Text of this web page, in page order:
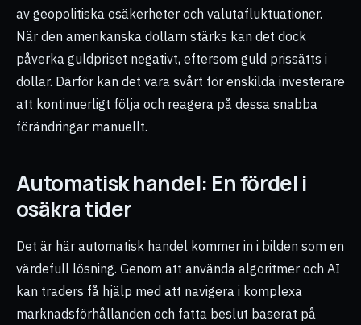
av geopolitiska osäkerheter och valutafluktuationer.
När den amerikanska dollarn stärks kan det dock
påverka guldpriset negativt, eftersom guld prissätts i
dollar. Därför kan det vara svårt för enskilda investerare
att kontinuerligt följa och reagera på dessa snabba
förändringar manuellt.
Automatisk handel: En fördel i
osäkra tider
Det är här automatisk handel kommer in i bilden som en
värdefull lösning. Genom att använda algoritmer och AI
kan traders få hjälp med att navigera i komplexa
marknadsförhållanden och fatta beslut baserat på